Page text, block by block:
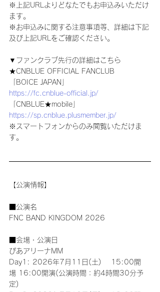
※上記URLよりどなたでもお申込みいただけ
ます。
※お申込みに関する注意事項等、詳細は下記
及び上記URLをご確認ください。
▼ファンクラブ先行の詳細はこちら
★CNBLUE OFFICIAL FANCLUB
「BOICE JAPAN」
https://fc.cnblue-official.jp/
「CNBLUE★mobile」
https://sp.cnblue.plusmember.jp/
※スマートフォンからのみ閲覧いただけま
す。
【公演情報】
■公演名
FNC BAND KINGDOM 2026
■会場・公演日
ぴあアリーナMM
Day1: 2026年7月11日(土)　 15:00開
場 16:00開演(公演時間：約4時間30分予
定)